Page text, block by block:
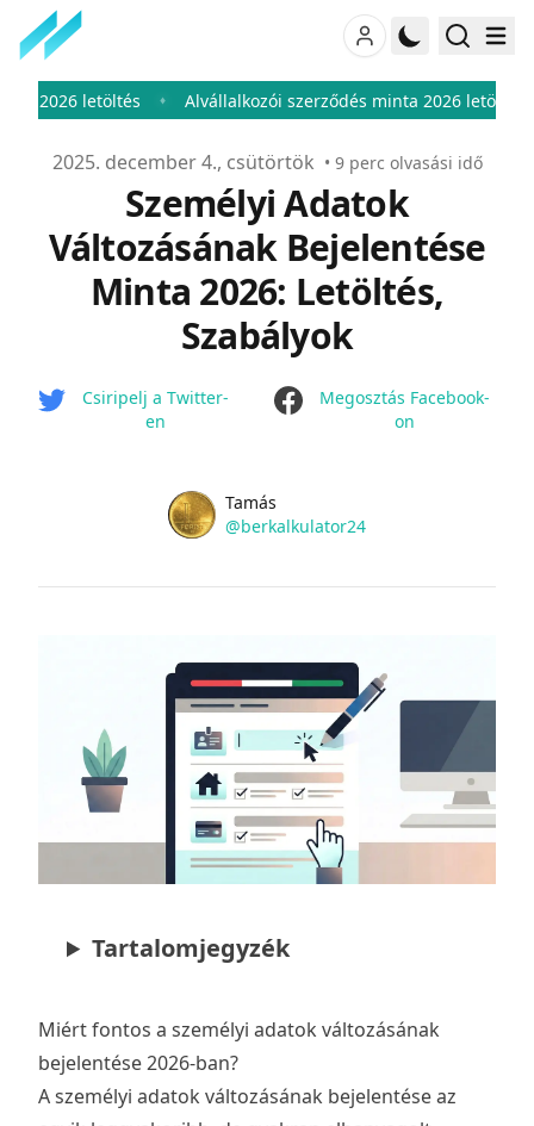
♦ Alvállalkozói szerződés minta 2026 letöltés ♦
Publikálva
2025. december 4., csütörtök • 9perc olvasási idő
Személyi Adatok
Változásának Bejelentése
Minta 2026: Letöltés,
Szabályok
Csiripelj a Twitter-
en
facebook
Megosztás Facebook-
on
Name
Tamás
Twitter
@berkalkulator24
Tartalomjegyzék
Miért fontos a személyi adatok változásának
bejelentése 2026-ban?
A személyi adatok változásának bejelentése az